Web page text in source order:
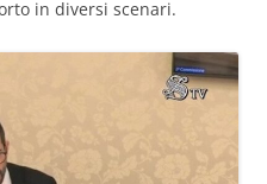
in diversi scenari.